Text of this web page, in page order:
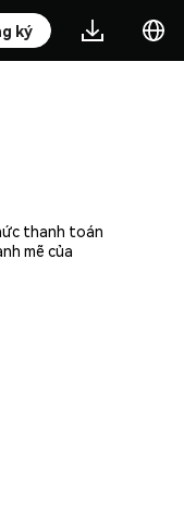
ký
thanh toán
mẽ của